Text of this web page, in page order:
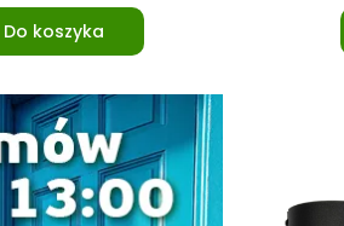
Do koszyka